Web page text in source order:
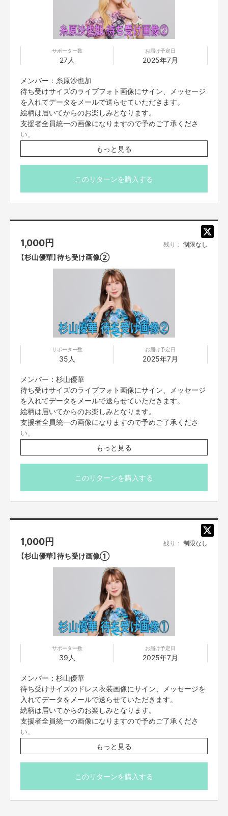
サポーター数
27人
お届け予定日
2025年7月
メンバー：糸原沙也加
待ち受けサイズのライブフォト画像にサイン、メッセージ
を入れてデータをメールで送らせていただきます。
絵柄は届いてからのお楽しみとなります。
支援者全員統一の画像になりますので予めご了承くださ
い。
※7/10(木)23:59締切
※プロジェクト本文の末尾に記載されている【ご支援にあた
ってのご注意事項】を必ずご一読ください。
もっと見る
このリターンを購入する
1,000円 残り： 制限なし
【杉山優華】待ち受け画像②
サポーター数
35人
お届け予定日
2025年7月
メンバー：杉山優華
待ち受けサイズのライブフォト画像にサイン、メッセージ
を入れてデータをメールで送らせていただきます。
絵柄は届いてからのお楽しみとなります。
支援者全員統一の画像になりますので予めご了承くださ
い。
※7/10(木)23:59締切
※プロジェクト本文の末尾に記載されている【ご支援にあた
ってのご注意事項】を必ずご一読ください
もっと見る
このリターンを購入する
1,000円 残り： 制限なし
【杉山優華】待ち受け画像①
サポーター数
39人
お届け予定日
2025年7月
メンバー：杉山優華
待ち受けサイズのドレス衣装画像にサイン、メッセージを
入れてデータをメールで送らせていただきます。
絵柄は届いてからのお楽しみとなります。
支援者全員統一の画像になりますので予めご了承くださ
い。
※7/10(木)23:59締切
※プロジェクト本文の末尾に記載されている【ご支援にあた
ってのご注意事項】を必ずご一読ください
もっと見る
このリターンを購入する